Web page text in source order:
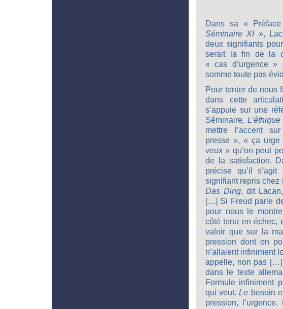
Dans sa «
Séminaire XI»,
deux signifiants
serait la fin de la
« cas d’urgence »
somme toute pas
Pour tenter de nous
dans cette
s’appuie sur une
Séminaire,
mettre l’accent
presse », « ça
veux » qu’on peut
de la satisfaction.
précise qu’il
signifiant repris chez
Das Ding, dit
[…] Si Freud parle
pour nous le
côté tenu en échec,
valoir que sur la
pression dont on
n’allaient infiniment
appelle, non pas […]
dans le texte
Formule infiniment
qui veut.Le besoin
pression, l’urgence.